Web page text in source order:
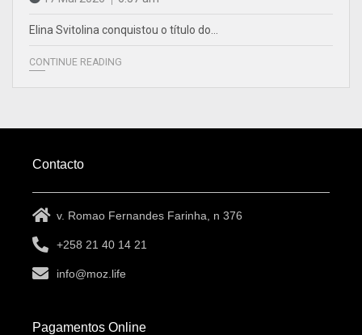
Elina Svitolina conquistou o título do…
CONTINUE READING
Contacto
v. Romao Fernandes Farinha, n 376
+258 21 40 14 21
info@moz.life
Pagamentos Online